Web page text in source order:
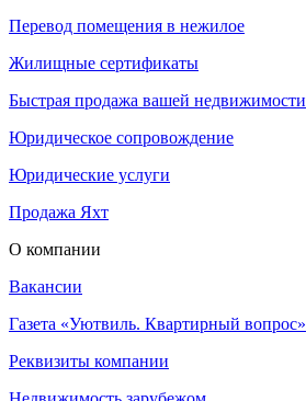
Перевод помещения в нежилое
Жилищные сертификаты
Быстрая продажа вашей недвижимости
Юридическое сопровождение
Юридические услуги
Продажа Яхт
О компании
Вакансии
Газета «Уютвиль. Квартирный вопрос»
Реквизиты компании